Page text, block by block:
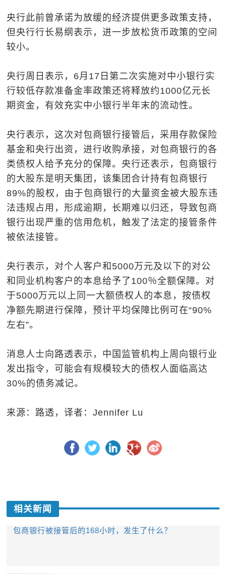
央行此前曾承诺为放缓的经济提供更多政策支持，
但央行行长易纲表示，进一步放松货币政策的空间
较小。
央行周日表示，6月17日第二次实施对中小银行实
行较低存款准备金率政策还将释放约1000亿元长
期资金，有效充实中小银行半年末的流动性。
央行表示，这次对包商银行接管后，采用存款保险
基金和央行出资，进行收购承接，对包商银行的各
类债权人给予充分的保障。央行还表示，包商银行
的大股东是明天集团，该集团合计持有包商银行
89%的股权，由于包商银行的大量资金被大股东违
法违规占用，形成逾期，长期难以归还，导致包商
银行出现严重的信用危机，触发了法定的接管条件
被依法接管。
央行表示，对个人客户和5000万元及以下的对公
和同业机构客户的本息给予了100％全额保障。对
于5000万元以上同一大额债权人的本息，按债权
净额先期进行保障，预计平均保障比例可在“90%
左右”。
消息人士向路透表示，中国监管机构上周向银行业
发出指令，可能会有规模较大的债权人面临高达
30%的债务减记。
来源：路透，译者：Jennifer Lu
相关新闻
包商银行被接管后的168小时，发生了什么？